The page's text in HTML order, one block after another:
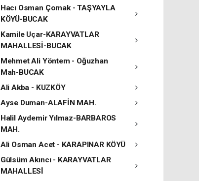
Hacı Osman Çomak - TAŞYAYLA
KÖYÜ-BUCAK
Kamile Uçar-KARAYVATLAR
MAHALLESİ-BUCAK
Mehmet Ali Yöntem - Oğuzhan
Mah-BUCAK
Ali Akba - KUZKÖY
Ayse Duman-ALAFİN MAH.
Halil Aydemir Yılmaz-BARBAROS
MAH.
Ali Osman Acet - KARAPINAR KÖYÜ
Gülsüm Akıncı - KARAYVATLAR
MAHALLESİ